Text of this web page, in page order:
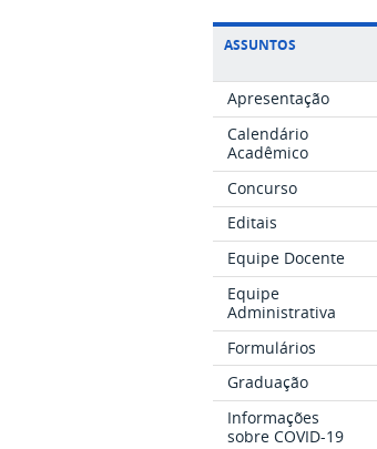
ASSUNTOS
Apresentação
Calendário
Acadêmico
Concurso
Editais
Equipe Docente
Equipe
Administrativa
Formulários
Graduação
Informações
sobre COVID-19